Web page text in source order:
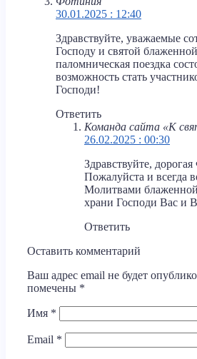
30.01.2025 : 12:40
Здравствуйте, уважаемые
Господу и святой
паломническая поездка
возможность стать
Господи!
Ответить
Команда сайта «К
26.02.2025 : 00:30
Здравствуйте,
Пожалуйста и всегда
Молитвами
храни Господи Вас и
Ответить
Оставить комментарий
Ваш адрес email не будет
помечены *
Имя *
Email *